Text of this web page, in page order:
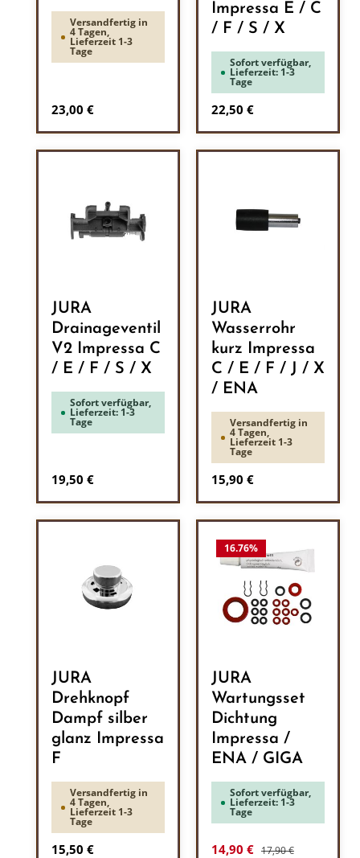
Versandfertig in
4 Tagen,
Lieferzeit 1-3
Tage
Regulärer Preis:
23,00 €
Impressa E / C
/ F / S / X
Sofort verfügbar,
Lieferzeit: 1-3
Tage
Regulärer Preis:
22,50 €
JURA
Drainageventil
V2 Impressa C
/ E / F / S / X
Sofort verfügbar,
Lieferzeit: 1-3
Tage
Regulärer Preis:
19,50 €
JURA
Wasserrohr
kurz Impressa
C / E / F / J / X
/ ENA
Versandfertig in
4 Tagen,
Lieferzeit 1-3
Tage
Regulärer Preis:
15,90 €
JURA
Drehknopf
Dampf silber
glanz Impressa
F
Versandfertig in
4 Tagen,
Lieferzeit 1-3
Tage
Regulärer Preis:
15,50 €
16.76%
JURA
Wartungsset
Dichtung
Impressa /
ENA / GIGA
Sofort verfügbar,
Lieferzeit: 1-3
Tage
Verkaufspreis:
14,90 € Regulärer Preis:
17,90 €